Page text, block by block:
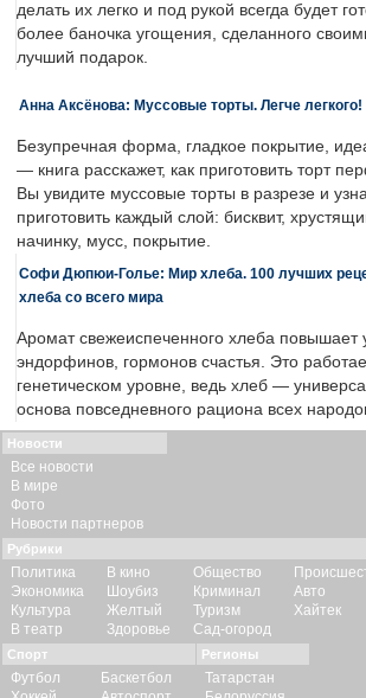
делать их легко и под рукой всегда будет
более баночка угощения, сделанного
лучший подарок.
Анна Аксёнова: Муссовые торты. Легче легкого!
Безупречная форма, гладкое покрытие,
— книга расскажет, как приготовить торт
Вы увидите муссовые торты в разрезе и
приготовить каждый слой: бисквит,
начинку, мусс, покрытие.
Софи Дюпюи-Голье: Мир хлеба. 100 лучших
хлеба со всего мира
Аромат свежеиспеченного хлеба повышает
эндорфинов, гормонов счастья. Это
генетическом уровне, ведь хлеб —
основа повседневного рациона всех
Новости
Все новости
В мире
Фото
Новости партнеров
Рубрики
Политика
Экономика
Культура
В театр
В кино
Шоубиз
Желтый
Здоровье
Общество
Криминал
Туризм
Сад-огород
Авто
Хайтек
Спорт
Футбол
Баскетбол
Регионы
Татарстан